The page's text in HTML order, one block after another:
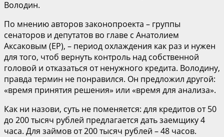
Володин.
По мнению авторов законопроекта – группы
сенаторов и депутатов во главе с Анатолием
Аксаковым (ЕР), – период охлаждения как раз и нужен
для того, чтоб вернуть контроль над собственной
головой и отказаться от ненужного кредита. Володину,
правда термин не понравился. Он предложил другой:
«время принятия решения» или «время для анализа».
Как ни назови, суть не поменяется: для кредитов от 50
до 200 тысяч рублей предлагается дать заемщику 4
часа. Для займов от 200 тысяч рублей – 48 часов.